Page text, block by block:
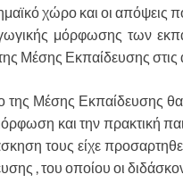
χώρο και οι απόψεις
μόρφωσης των
Μέσης Εκπαίδευσης στις
της Μέσης Εκπαίδευσης
και την πρακτική
τους είχε
, του οποίου οι